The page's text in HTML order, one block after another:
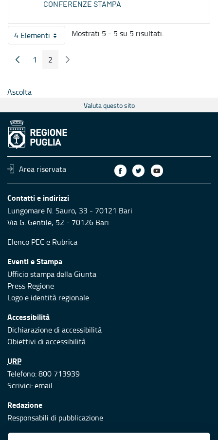
CONFERENZE STAMPA
4 ElementiPer pagina
Mostrati 5 - 5 su 5 risultati.
Pagina Precedente
Pagina
1 Pagina
2 Pagina Seguente
Ascolta
Valuta questo sito
Area riservata
Contatti e indirizzi
Lungomare N. Sauro, 33 - 70121 Bari
Via G. Gentile, 52 - 70126 Bari
Elenco PEC e Rubrica
Eventi e Stampa
Ufficio stampa della Giunta
Press Regione
Logo e identità regionale
Accessibilità
Dichiarazione di accessibilità
Obiettivi di accessibilità
URP
Telefono: 800 713939
Scrivici:email
Redazione
Responsabili di pubblicazione
Protezione civile